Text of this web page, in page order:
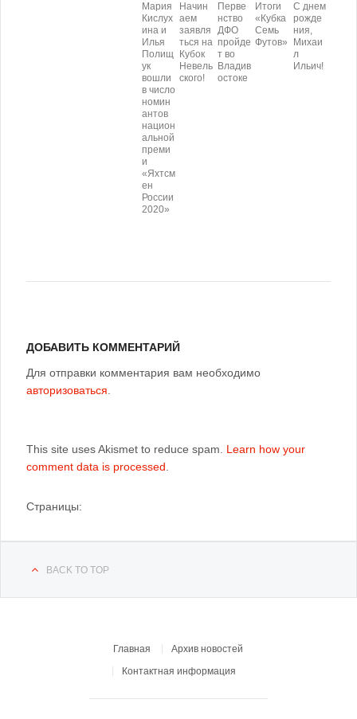
Мария
Кислух
ина и
Илья
Полищ
ук
вошли
в число
номин
антов
национ
альной
преми
и
«Яхтсм
ен
России
2020»
Начин
аем
заявля
ться на
Кубок
Невель
ского!
Перве
нство
ДФО
пройде
т во
Владив
остоке
Итоги
«Кубка
Семь
Футов»
С днем
рожде
ния,
Михаи
л
Ильич!
ДОБАВИТЬ КОММЕНТАРИЙ
Для отправки комментария вам необходимо
авторизоваться
This site uses Akismet to reduce spam. Learn how your
comment data is processed
Страницы:
BACK TO TOP
Главная
Архив новостей
Контактная информация